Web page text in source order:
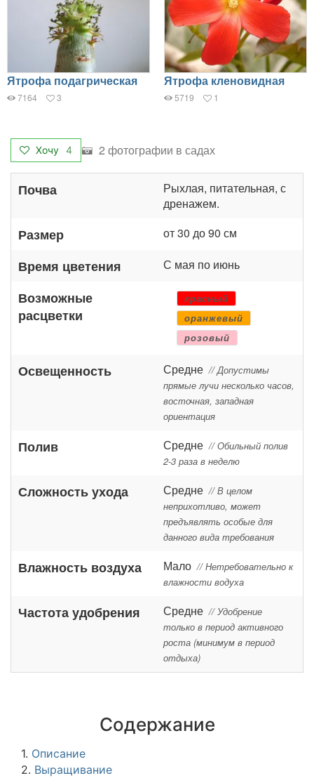
Ятрофа подагрическая
7164 3
Ятрофа кленовидная
5719 1
Хочу 4 2 фотографии в садах
Почва
Рыхлая, питательная, с
дренажем.
Размер от 30 до 90 см
Время цветения С мая по июнь
Возможные
расцветки
красный
оранжевый
розовый
Освещенность Средне // Допустимы
прямые лучи несколько часов,
восточная, западная
ориентация
Полив Средне // Обильный полив
2-3 раза в неделю
Сложность ухода Средне // В целом
неприхотливо, может
предъявлять особые для
данного вида требования
Влажность воздуха Мало // Нетребовательно к
влажности водуха
Частота удобрения Средне // Удобрение
только в период активного
роста (минимум в период
отдыха)
Содержание
1. Описание
2. Выращивание